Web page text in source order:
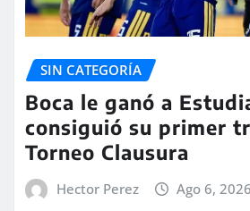
SIN CATEGORÍA
Boca le ganó a
consiguió su primer
Torneo Clausura
Hector Perez Ago 6, 2026